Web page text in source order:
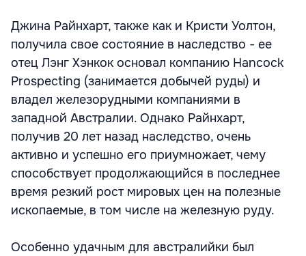
Джина Райнхарт, также как и Кристи Уолтон,
получила свое состояние в наследство - ее
отец Лэнг Хэнкок основал компанию Hancock
Prospecting (занимается добычей руды) и
владел железорудными компаниями в
западной Австралии. Однако Райнхарт,
получив 20 лет назад наследство, очень
активно и успешно его приумножает, чему
способствует продолжающийся в последнее
время резкий рост мировых цен на полезные
ископаемые, в том числе на железную руду.
Особенно удачным для австралийки был